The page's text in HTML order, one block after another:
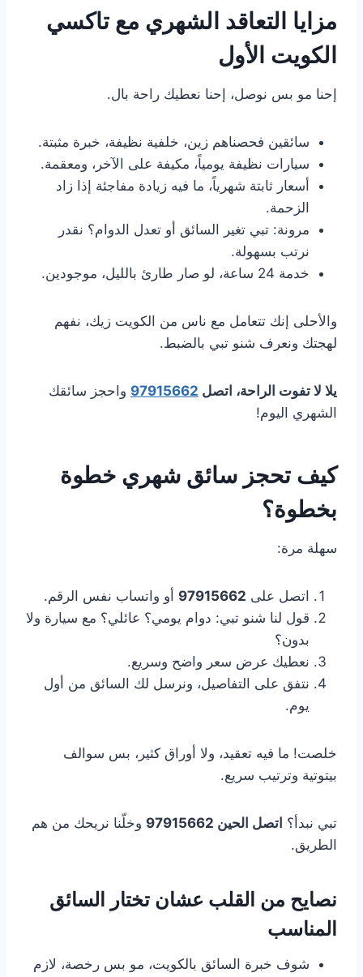
مزايا التعاقد الشهري مع تاكسي
الكويت الأول
إحنا مو بس نوصل، إحنا نعطيك راحة بال.
سائقين فحصناهم زين، خلفية نظيفة، خبرة مثبتة.
سيارات نظيفة يومياً، مكيفة على الآخر، ومعقمة.
أسعار ثابتة شهرياً، ما فيه زيادة مفاجئة إذا زاد
الزحمة.
مرونة: تبي تغير السائق أو تعدل الدوام؟ نقدر
نرتب بسهولة.
خدمة 24 ساعة، لو صار طارئ بالليل، موجودين.
والأحلى إنك تتعامل مع ناس من الكويت زيك، نفهم
لهجتك ونعرف شنو تبي بالضبط.
يلا لا تفوت الراحة، اتصل 97915662 واحجز سائقك
الشهري اليوم!
كيف تحجز سائق شهري خطوة
بخطوة؟
سهلة مرة:
اتصل على 97915662 أو واتساب نفس الرقم.
قول لنا شنو تبي: دوام يومي؟ عائلي؟ مع سيارة ولا
بدون؟
نعطيك عرض سعر واضح وسريع.
نتفق على التفاصيل، ونرسل لك السائق من أول
يوم.
خلصت! ما فيه تعقيد، ولا أوراق كثير، بس سوالف
بيتوتية وترتيب سريع.
تبي نبدأ؟ اتصل الحين 97915662
وخلّنا نريحك من هم
الطريق.
نصايح من القلب عشان تختار السائق
المناسب
شوف خبرة السائق بالكويت، مو بس رخصة، لازم